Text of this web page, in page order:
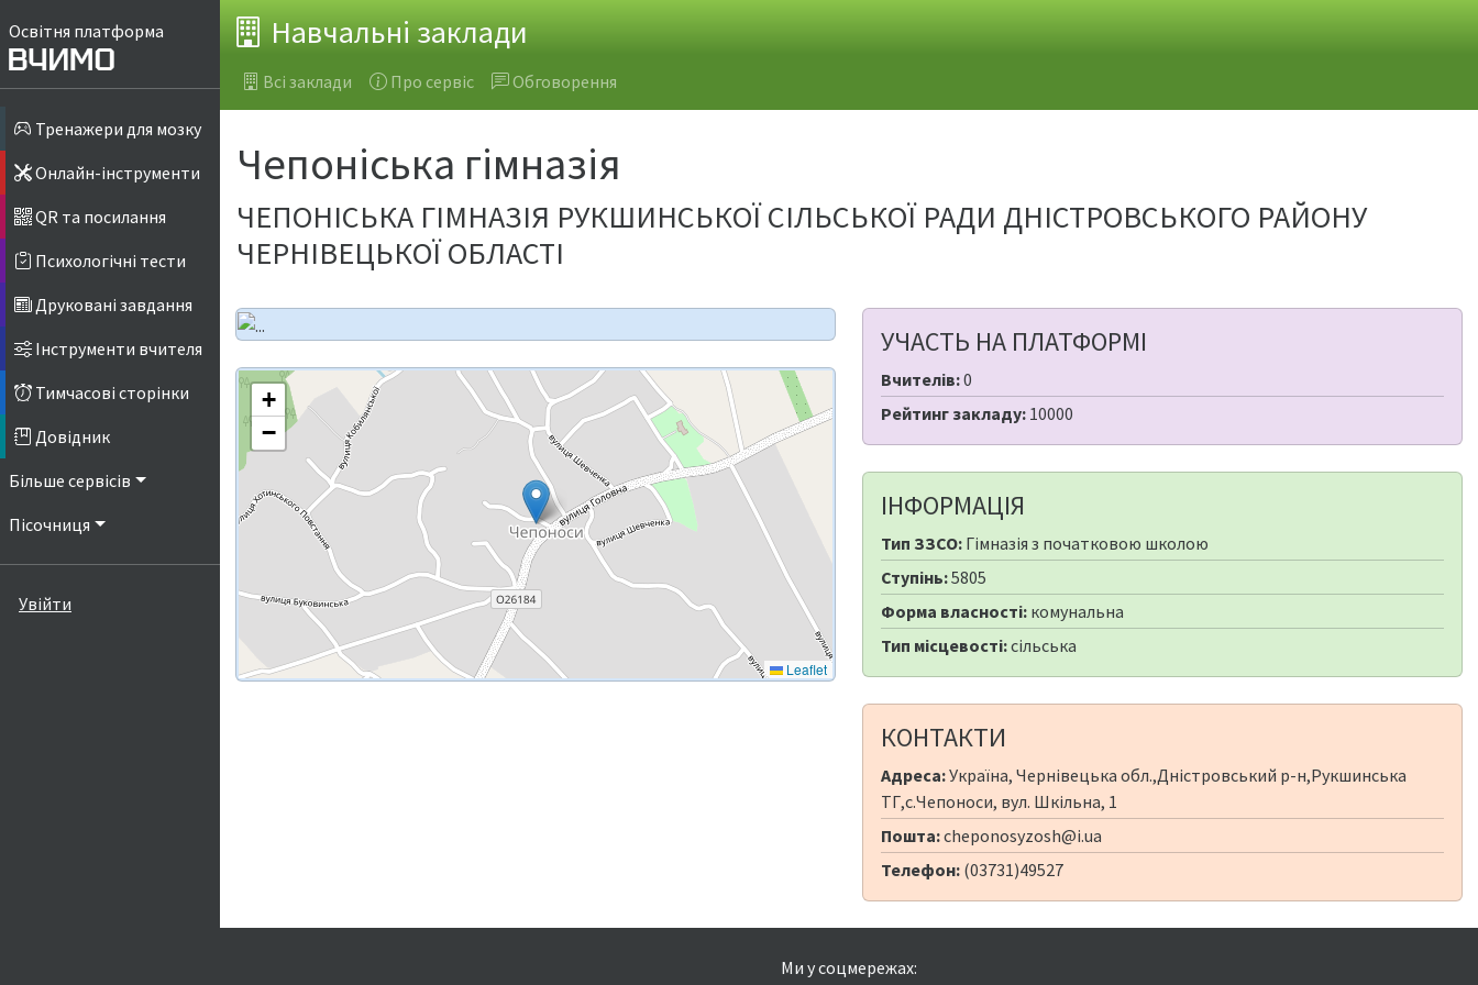
Освітня платформа
Тренажери для мозку
Онлайн-інструменти
QR та посилання
Психологічні тести
Друковані завдання
Інструменти вчителя
Тимчасові сторінки
Довідник
Більше сервісів
Пісочниця
Увійти
Навчальні заклади
Всі заклади Про сервіс Обговорення
Чепоніська гімназія
ЧЕПОНІСЬКА ГІМНАЗІЯ РУКШИНСЬКОЇ СІЛЬСЬКОЇ РАДИ ДНІСТРОВСЬКОГО РАЙОНУ
ЧЕРНІВЕЦЬКОЇ ОБЛАСТІ
+
−
Leaflet
УЧАСТЬ НА ПЛАТФОРМІ
Вчителів:0
Рейтинг закладу: 10000
ІНФОРМАЦІЯ
Тип ЗЗСО: Гімназія з початковою школою
Ступінь:5805
Форма власності: комунальна
Тип місцевості:сільська
КОНТАКТИ
Адреса:Україна, Чернівецька обл.,Дністровський р-н,Рукшинська
ТГ,с.Чепоноси, вул. Шкільна, 1
Пошта:cheponosyzosh@i.ua
Телефон: (03731)49527
Ми у соцмережах: